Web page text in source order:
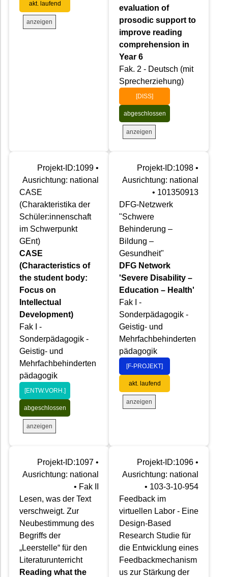
akt. laufend
anzeigen
evaluation of
prosodic support to
improve reading
comprehension in
Year 6
Fak. 2 - Deutsch (mit
Sprecherziehung)
[DISS]
abgeschlossen
anzeigen
Projekt-ID:1099 •
Ausrichtung: national
CASE
(Charakteristika der
Schüler:innenschaft
im Schwerpunkt
GEnt)
CASE
(Characteristics of
the student body:
Focus on
Intellectual
Development)
Fak I -
Sonderpädagogik -
Geistig- und
Mehrfachbehinderten
pädagogik
[ENTW.VORH.]
abgeschlossen
anzeigen
Projekt-ID:1098 •
Ausrichtung: national
• 101350913
DFG-Netzwerk
"Schwere
Behinderung –
Bildung –
Gesundheit"
DFG Network
'Severe Disability –
Education – Health'
Fak I -
Sonderpädagogik -
Geistig- und
Mehrfachbehinderten
pädagogik
[F-PROJEKT]
akt. laufend
anzeigen
Projekt-ID:1097 •
Ausrichtung: national
• Fak II
Lesen, was der Text
verschweigt. Zur
Neubestimmung des
Begriffs der
„Leerstelle“ für den
Literaturunterricht
Reading what the
Projekt-ID:1096 •
Ausrichtung: national
• 103-3-10-954
Feedback im
virtuellen Labor - Eine
Design-Based
Research Studie für
die Entwicklung eines
Feedbackmechanism
us zur Stärkung der